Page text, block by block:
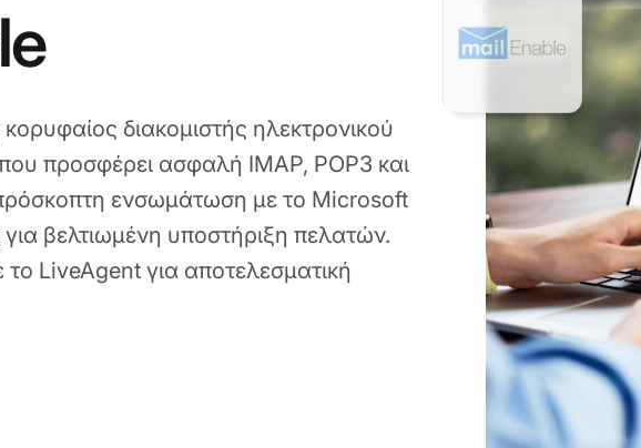
διακομιστής ηλεκτρονικού
προσφέρει ασφαλή IMAP, POP3 και
ενσωμάτωση με το Microsoft
για βελτιωμένη υποστήριξη πελατών.
LiveAgent για αποτελεσματική